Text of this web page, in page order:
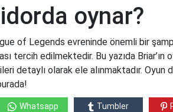
oynar?
of Legends evreninde önemli bir
tercih edilmektedir. Bu yazıda Briar’ın
detaylı olarak ele alınmaktadır. Oyun
Whatsapp Tumbler